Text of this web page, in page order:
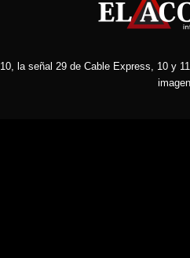
la señal 29 de Cable Express, 10 y
imagen.